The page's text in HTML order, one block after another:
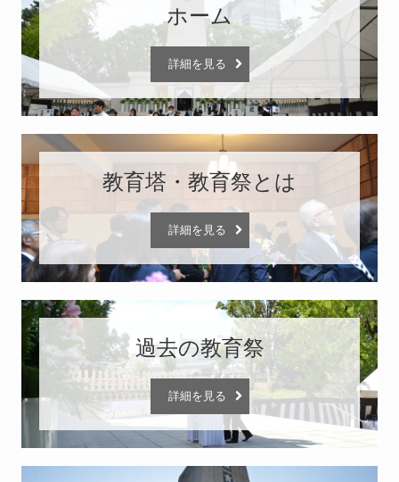
ホーム
詳細を見る
教育塔・教育祭とは
詳細を見る
過去の教育祭
詳細を見る